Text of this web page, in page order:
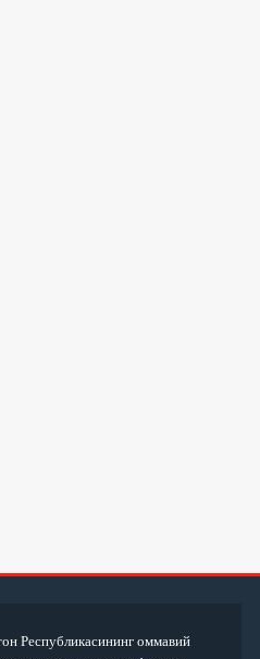
Республикасининг оммавий